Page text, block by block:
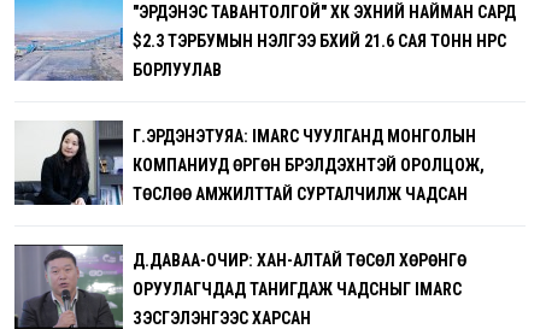
"ЭРДЭНЭС ТАВАНТОЛГОЙ" ХК ЭХНИЙ НАЙМАН САРД
$2.3 ТЭРБУМЫН ҮНЭЛГЭЭ БҮХИЙ 21.6 САЯ ТОНН НҮҮРС
БОРЛУУЛАВ
Г.ЭРДЭНЭТУЯА: IMARC ЧУУЛГАНД МОНГОЛЫН
КОМПАНИУД ӨРГӨН БҮРЭЛДЭХҮҮНТЭЙ ОРОЛЦОЖ,
ТӨСЛӨӨ АМЖИЛТТАЙ СУРТАЛЧИЛЖ ЧАДСАН
Д.ДАВАА-ОЧИР: ХАН-АЛТАЙ ТӨСӨЛ ХӨРӨНГӨ
ОРУУЛАГЧДАД ТАНИГДАЖ ЧАДСНЫГ IMARC
ҮЗЭСГЭЛЭНГЭЭС ХАРСАН